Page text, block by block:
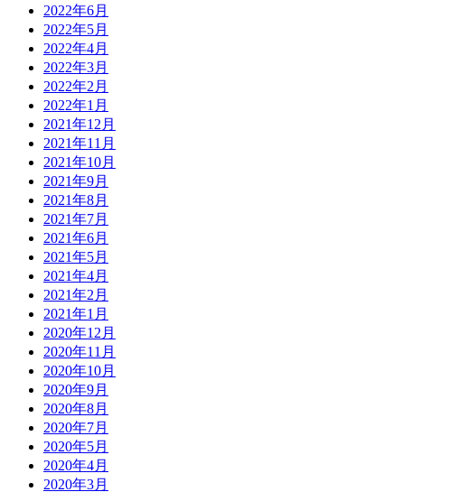
2022年6月
2022年5月
2022年4月
2022年3月
2022年2月
2022年1月
2021年12月
2021年11月
2021年10月
2021年9月
2021年8月
2021年7月
2021年6月
2021年5月
2021年4月
2021年2月
2021年1月
2020年12月
2020年11月
2020年10月
2020年9月
2020年8月
2020年7月
2020年5月
2020年4月
2020年3月